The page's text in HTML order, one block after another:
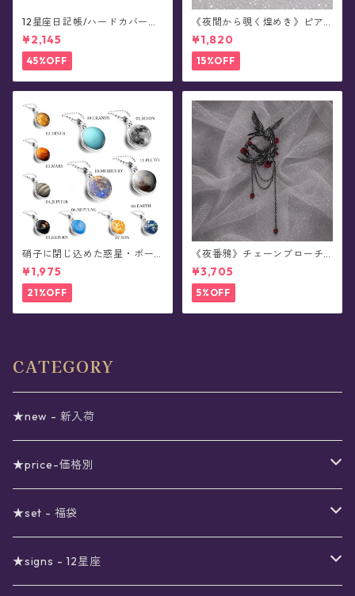
12星座日記帳/ハードカバーノ
ート - planet marble
¥2,145
45%OFF
《夜間から覗く煌めき》ピア
ス(片耳用)
¥1,820
15%OFF
硝子に閉じ込めた惑星・ボー
ルチェーンネックレス
¥1,975
21%OFF
《夜番鴉》チェーンブローチ/
襟ブローチ
¥3,705
5%OFF
CATEGORY
★new - 新入荷
★price-価格別
セール
真夜中のSALE
〜1000円
★set - 福袋
12星座福袋
★signs - 12星座